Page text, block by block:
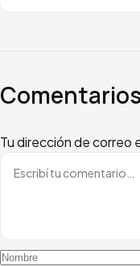
Tu dirección de correo
Escribí tu comentario
Nombre
Email